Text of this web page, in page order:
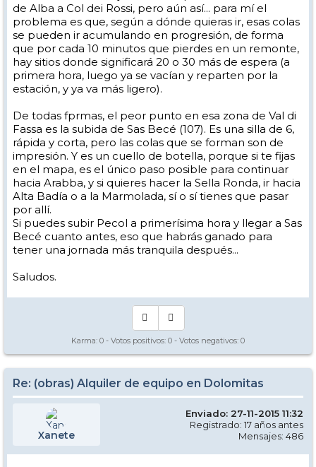
de Alba a Col dei Rossi, pero aún así... para mí el
problema es que, según a dónde quieras ir, esas colas
se pueden ir acumulando en progresión, de forma
que por cada 10 minutos que pierdes en un remonte,
hay sitios donde significará 20 o 30 más de espera (a
primera hora, luego ya se vacían y reparten por la
estación, y ya va más ligero).
De todas fprmas, el peor punto en esa zona de Val di
Fassa es la subida de Sas Becé (107). Es una silla de 6,
rápida y corta, pero las colas que se forman son de
impresión. Y es un cuello de botella, porque si te fijas
en el mapa, es el único paso posible para continuar
hacia Arabba, y si quieres hacer la Sella Ronda, ir hacia
Alta Badía o a la Marmolada, sí o sí tienes que pasar
por allí.
Si puedes subir Pecol a primerísima hora y llegar a Sas
Becé cuanto antes, eso que habrás ganado para
tener una jornada más tranquila después...
Saludos.
Karma: 0 - Votos positivos: 0 - Votos negativos: 0
Re: (obras) Alquiler de equipo en Dolomitas
Xanete
Enviado: 27-11-2015 11:32
Registrado: 17 años antes
Mensajes: 486